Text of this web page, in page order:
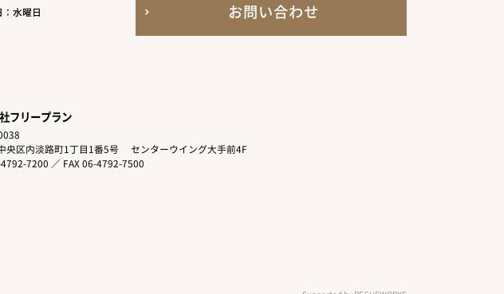
水曜日 お問い合わせ
フリープラン
央区内淡路町1丁目1番5号
センターウイング大手前4F
7200 ／ FAX 06-4792-7500